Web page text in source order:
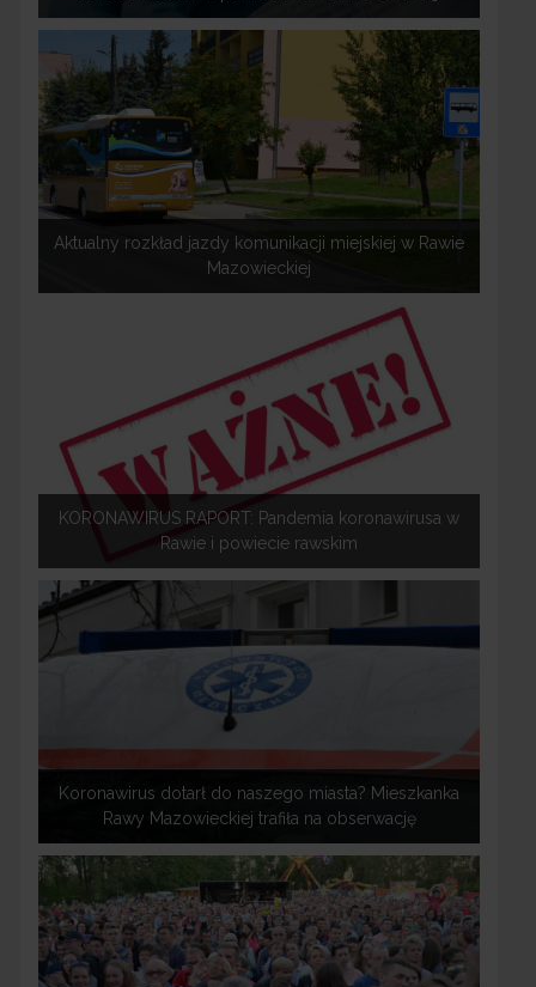
Aktualny rozkład jazdy komunikacji miejskiej w Rawie
Mazowieckiej
KORONAWIRUS RAPORT: Pandemia koronawirusa w
Rawie i powiecie rawskim
Koronawirus dotarł do naszego miasta? Mieszkanka
Rawy Mazowieckiej trafiła na obserwację